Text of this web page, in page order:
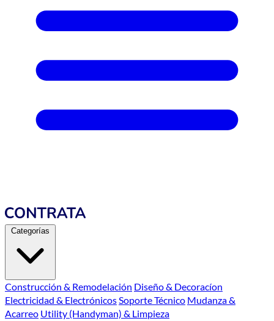
Categorías
Construcción & Remodelación Diseño & Decoracíon
Electricidad & ElectrónicosSoporte Técnico Mudanza &
Acarreo Utility (Handyman) & Limpieza